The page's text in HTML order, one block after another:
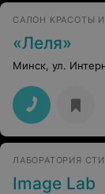
САЛОН КРАСОТЫ
«Леля»
Минск, ул.
ЛАБОРАТОРИЯ
Image Lab